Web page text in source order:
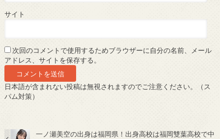
サイト
次回のコメントで使用するためブラウザーに自分の名前、メール
アドレス、サイトを保存する。
日本語が含まれない投稿は無視されますのでご注意ください。（ス
パム対策）
一ノ瀬美空の出身は福岡県！出身高校は福岡雙葉高校で中